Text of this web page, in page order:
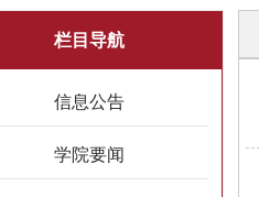
栏目导航
信息公告
学院要闻